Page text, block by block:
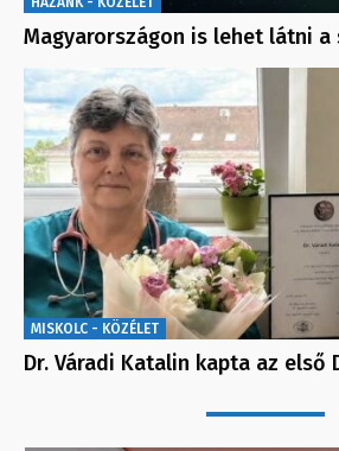
Magyarországon is lehet látni
MISKOLC - KÖZÉLET
Dr. Váradi Katalin kapta az első